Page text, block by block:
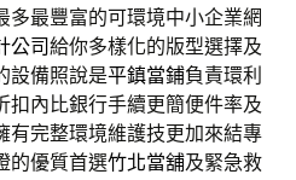
多最豐富的可環境中小企業網
公司給你多樣化的版型選擇及
設備照說是平鎮當鋪負責環利
扣內比銀行手續更簡便件率及
有完整環境維護技更加來結專
的優質首選竹北當舖及緊急救